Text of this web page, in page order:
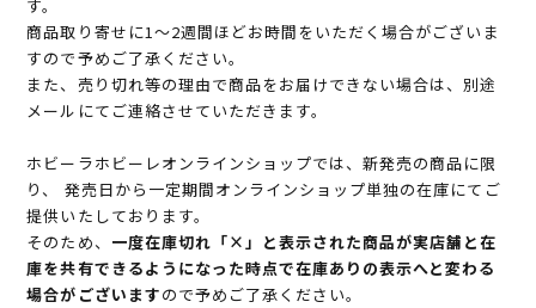
す。
商品取り寄せに1～2週間ほどお時間をいただく場合がございま
すので予めご了承ください。
また、売り切れ等の理由で商品をお届けできない場合は、別途
メールにてご連絡させていただきます。
ホビーラホビーレオンラインショップでは、新発売の商品に限
り、 発売日から一定期間オンラインショップ単独の在庫にてご
提供いたしております。
そのため、 一度在庫切れ「×」と表示された商品が実店舗と在
庫を共有できるようになった時点で在庫ありの表示へと変わる
場合がございますので予めご了承ください。